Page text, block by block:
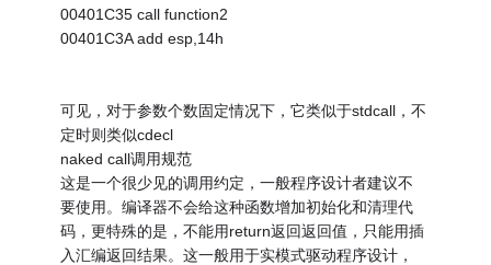
00401C35 call function2
00401C3A add esp,14h
可见，对于参数个数固定情况下，它类似于stdcall，不
定时则类似cdecl
naked call调用规范
这是一个很少见的调用约定，一般程序设计者建议不
要使用。编译器不会给这种函数增加初始化和清理代
码，更特殊的是，不能用return返回返回值，只能用插
入汇编返回结果。这一般用于实模式驱动程序设计，